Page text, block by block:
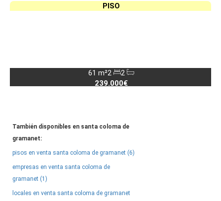
PISO
61 m²2
2
239.000€
También disponibles en santa coloma de
gramanet:
pisos en venta santa coloma de gramanet (6)
empresas en venta santa coloma de
gramanet (1)
locales en venta santa coloma de gramanet